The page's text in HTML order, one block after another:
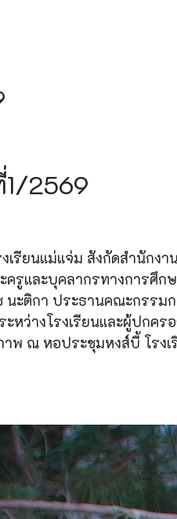
1/2569
รียนแม่แจ่ม สังกัดสำนักงา
รูและบุคลากรทางการศึกษ
นะติกา ประธานคณะกรรม
ว่างโรงเรียนและผู้ปกคร
าพ ณ หอประชุมหงส์บี้ โรง